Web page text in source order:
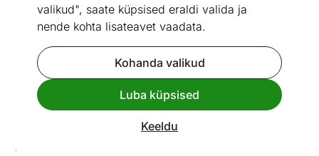
valikud", saate küpsised eraldi valida ja
nende kohta lisateavet vaadata.
Kohanda valikud
Luba küpsised
Keeldu
Vaata sarnaseid
Diivanilauad Marmor, valge 2 tk